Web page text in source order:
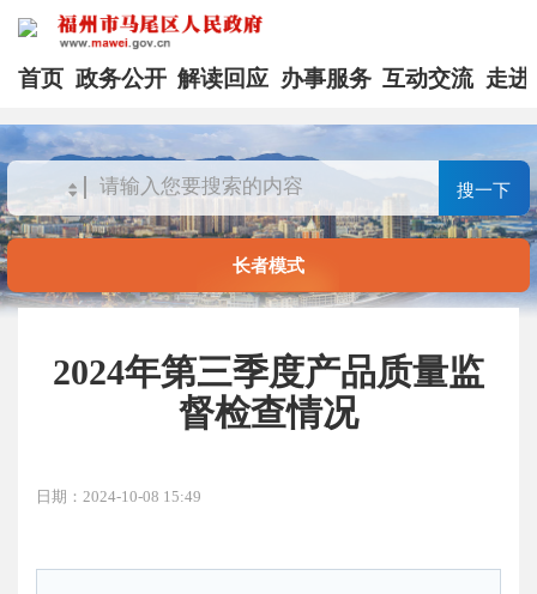
首页 政务公开 解读回应 办事服务 互动交流 走进
搜一下
长者模式
2024年第三季度产品质量监
督检查情况
日期：2024-10-08 15:49